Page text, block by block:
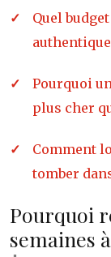
Quel
Pourquoi
plus cher
Comment
tomber
Pourquoi
semaines